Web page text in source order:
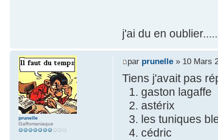
j'ai du en
par prunelle» 10 Mars
Tiens j'avait pas
gaston lagaffe
astérix
les tuniques
cédric
prunelle
Gaffomaniaque